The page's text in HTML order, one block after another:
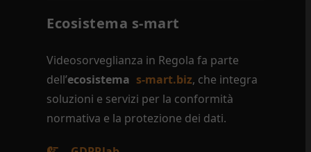
Ecosistema s-mart
Videosorveglianza in Regola fa parte
dell’ecosistema s-mart.biz, che integra
soluzioni e servizi per la conformità
normativa e la protezione dei dati.